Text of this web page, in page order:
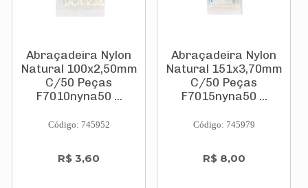
Abraçadeira Nylon
Natural 100x2,50mm
C/50 Peças
F7010nyna50 ...
Código: 745952
R$ 3,60
Abraçadeira Nylon
Natural 151x3,70mm
C/50 Peças
F7015nyna50 ...
Código: 745979
R$ 8,00